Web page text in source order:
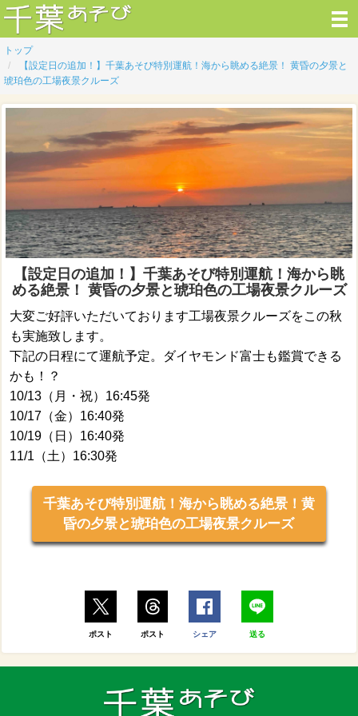
トップ
【設定日の追加！】千葉あそび特別運航！海から眺める絶景！ 黄昏の夕景と
琥珀色の工場夜景クルーズ
【設定日の追加！】千葉あそび特別運航！海から眺
める絶景！ 黄昏の夕景と琥珀色の工場夜景クルーズ
大変ご好評いただいております工場夜景クルーズをこの秋
も実施致します。
下記の日程にて運航予定。ダイヤモンド富士も鑑賞できる
かも！？
10/13（月・祝）16:45発
10/17（金）16:40発
10/19（日）16:40発
11/1（土）16:30発
千葉あそび特別運航！海から眺める絶景！黄
昏の夕景と琥珀色の工場夜景クルーズ
ポスト ポスト シェア 送る